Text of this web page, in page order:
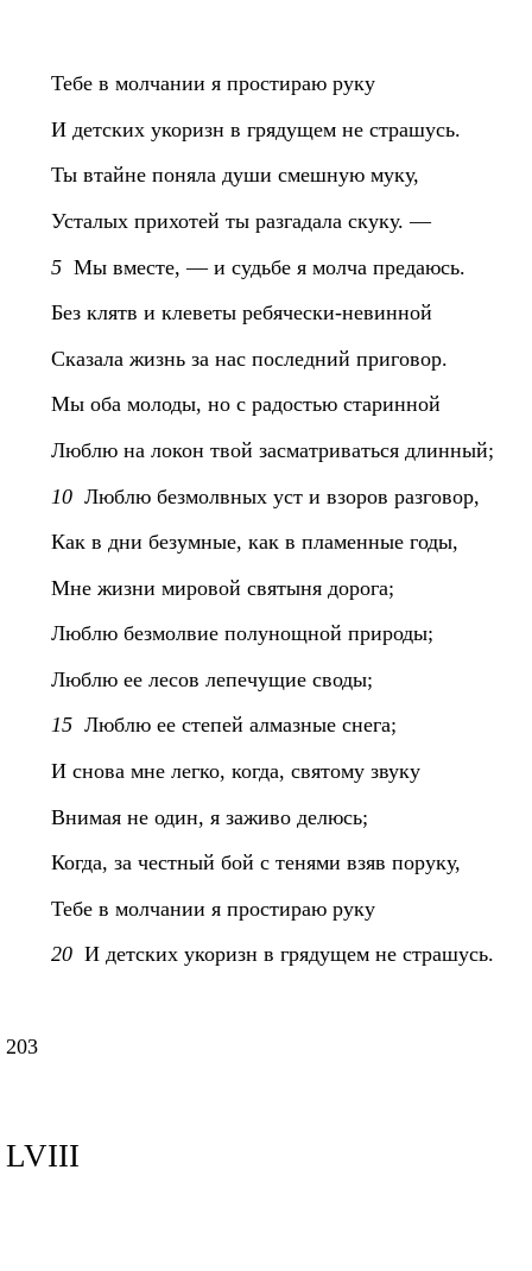
Тебе в молчании я простираю руку
И детских укоризн в грядущем не страшусь.
Ты втайне поняла души смешную муку,
Усталых прихотей ты разгадала скуку. —
5Мы вместе, — и судьбе я молча предаюсь.
Без клятв и клеветы ребячески-невинной
Сказала жизнь за нас последний приговор.
Мы оба молоды, но с радостью старинной
Люблю на локон твой засматриваться длинный;
10Люблю безмолвных уст и взоров разговор,
Как в дни безумные, как в пламенные годы,
Мне жизни мировой святыня дорога;
Люблю безмолвие полунощной природы;
Люблю ее лесов лепечущие своды;
15Люблю ее степей алмазные снега;
И снова мне легко, когда, святому звуку
Внимая не один, я заживо делюсь;
Когда, за честный бой с тенями взяв поруку,
Тебе в молчании я простираю руку
20И детских укоризн в грядущем не страшусь.
203
LVIII